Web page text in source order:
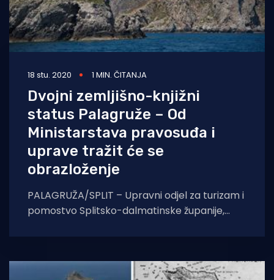
18 stu. 2020 1 MIN. ČITANJA
Dvojni zemljišno-knjižni
status Palagruže – Od
Ministarstava pravosuđa i
uprave tražit će se
obrazloženje
PALAGRUŽA/SPLIT – Upravni odjel za turizam i
pomostvo Splitsko-dalmatinske županije,
pravosuđa i uprave